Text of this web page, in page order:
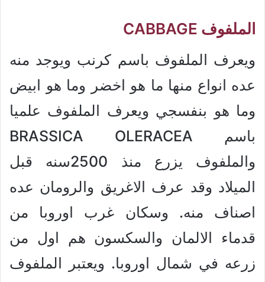
الملفوف CABBAGE
ويعرف الملفوف باسم كرنب ويوجد منه
عده انواع منها ما هو اخضر وما هو ابيض
وما هو بنفسجي ويعرف الملفوف علميا
باسم BRASSICA OLERACEA
والملفوف يزرع منذ 2500سنه قبل
الميلاد وقد عرف الاغريق والرومان عده
اصناف منه. وسكان غرب اوروبا من
قدماء الالمان والسكسون هم اول من
زرعه في شمال اوروبا. ويعتبر الملفوف